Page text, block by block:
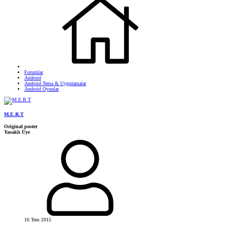
Forumlar
Android
Android Tema & Uygulamalar
Android Oyunlar
M.E.R.T
Original poster
Yasaklı Üye
16 Tem 2015